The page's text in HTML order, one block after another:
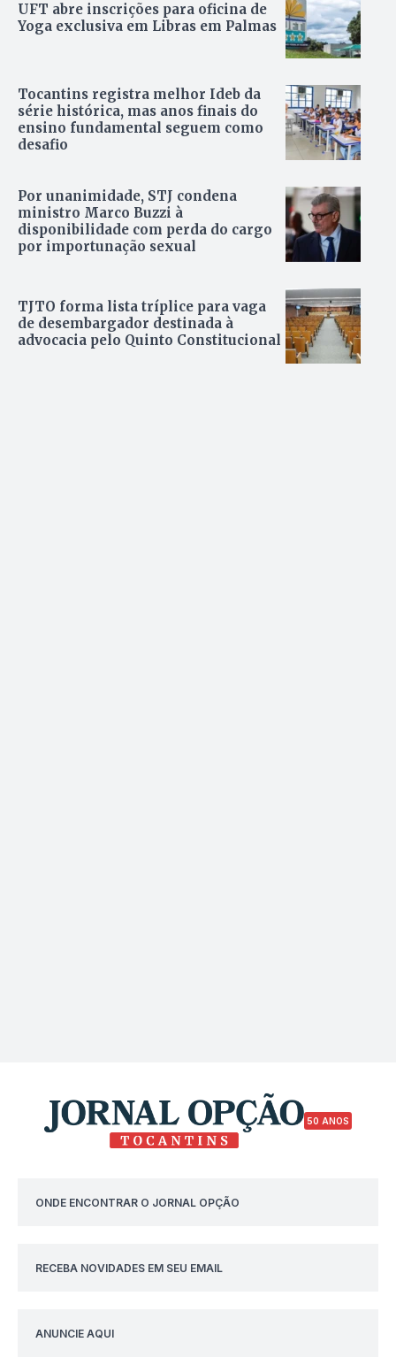
UFT abre inscrições para oficina de
Yoga exclusiva em Libras em Palmas
Tocantins registra melhor Ideb da
série histórica, mas anos finais do
ensino fundamental seguem como
desafio
Por unanimidade, STJ condena
ministro Marco Buzzi à
disponibilidade com perda do cargo
por importunação sexual
TJTO forma lista tríplice para vaga
de desembargador destinada à
advocacia pelo Quinto Constitucional
50 ANOS
ONDE ENCONTRAR O JORNAL OPÇÃO
RECEBA NOVIDADES EM SEU EMAIL
ANUNCIE AQUI